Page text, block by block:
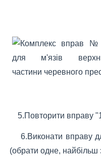
5.Повторити вправу
6.Виконати вправу
(обрати одне, найбільш